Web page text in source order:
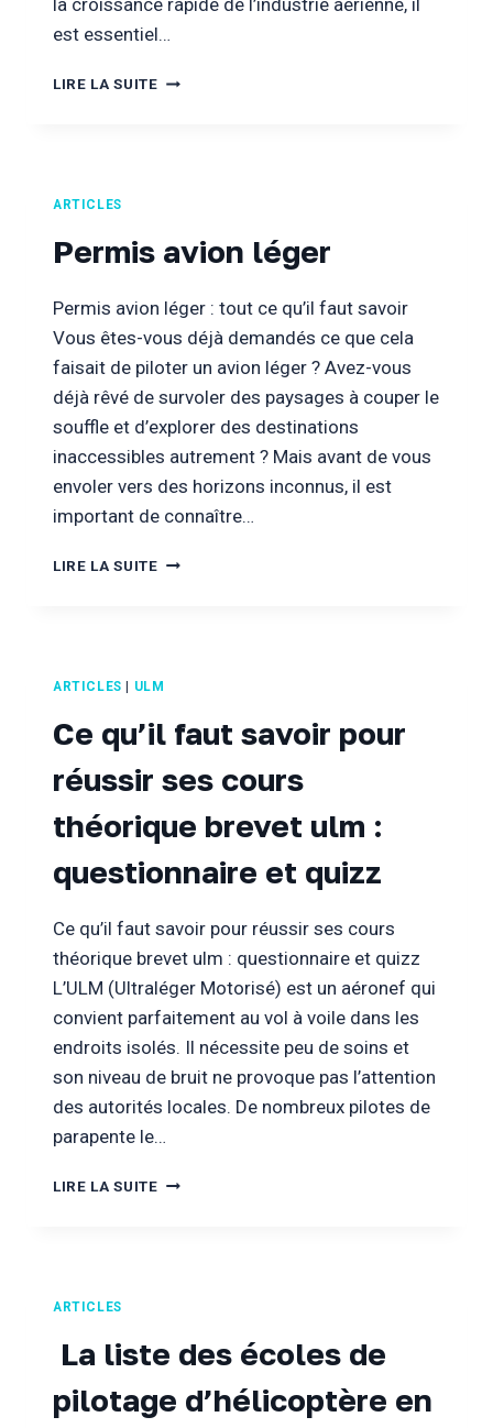
la croissance rapide de l’industrie aérienne, il
est essentiel…
LIRE LA SUITEVITESSE
ARTICLES
Permis avion léger
Permis avion léger : tout ce qu’il faut savoir
Vous êtes-vous déjà demandés ce que cela
faisait de piloter un avion léger ? Avez-vous
déjà rêvé de survoler des paysages à couper le
souffle et d’explorer des destinations
inaccessibles autrement ? Mais avant de vous
envoler vers des horizons inconnus, il est
important de connaître…
LIRE LA SUITEPERMIS
ARTICLES ULM
Ce qu’il faut savoir pour
réussir ses cours
théorique brevet ulm :
questionnaire et quizz
Ce qu’il faut savoir pour réussir ses cours
théorique brevet ulm : questionnaire et quizz
L’ULM (Ultraléger Motorisé) est un aéronef qui
convient parfaitement au vol à voile dans les
endroits isolés. Il nécessite peu de soins et
son niveau de bruit ne provoque pas l’attention
des autorités locales. De nombreux pilotes de
parapente le…
LIRE LA SUITECE
COURS
THÉORIQUE
BREVET
ULM
ARTICLES
La liste des écoles de
pilotage d’hélicoptère en